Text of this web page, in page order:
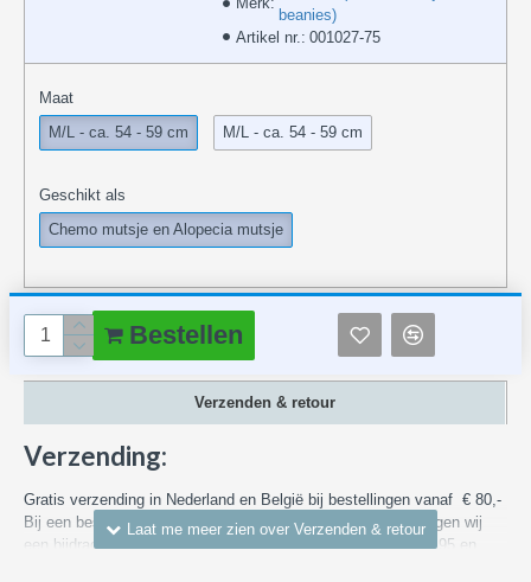
beanies)
Artikel nr.: 001027-75
Maat
M/L - ca. 54 - 59 cm
M/L - ca. 54 - 59 cm
Geschikt als
Chemo mutsje en Alopecia mutsje
Bestellen
Verzenden & retour
Verzending:
Gratis verzending in Nederland en België bij bestellingen vanaf € 80,-
Bij een bestelling met een waarde van minder dan € 80,- vragen wij
een bijdrage in de bezorgkosten binnen Nederland vanaf € 4,95 en